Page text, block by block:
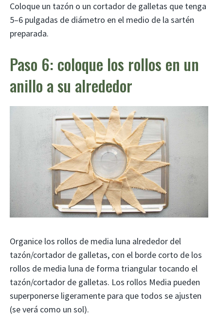
Coloque un tazón o un cortador de galletas que tenga
5–6 pulgadas de diámetro en el medio de la sartén
preparada.
Paso 6: coloque los rollos en un
anillo a su alrededor
Organice los rollos de media luna alrededor del
tazón/cortador de galletas, con el borde corto de los
rollos de media luna de forma triangular tocando el
tazón/cortador de galletas. Los rollos Media pueden
superponerse ligeramente para que todos se ajusten
(se verá como un sol).